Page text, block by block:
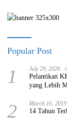
Popular Post
1 July 29, 2026
Pelantikan
yang Lebih
2 March 16, 2019
14 Tahun